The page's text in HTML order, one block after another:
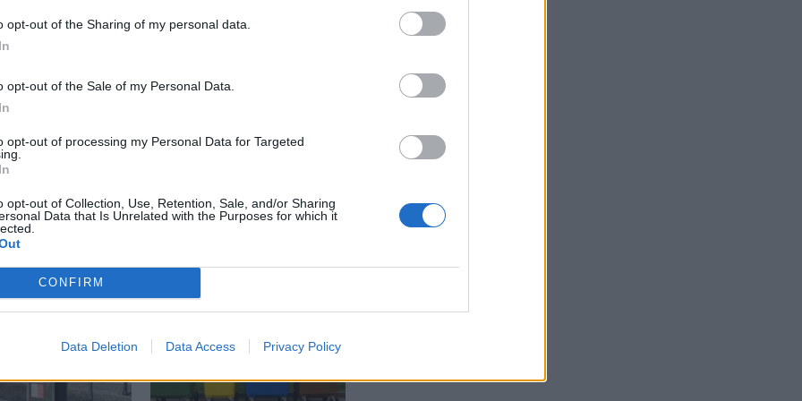
opt-out of the Sharing of my personal data.
opt-out of the Sale of my Personal Data.
opt-out of processing my Personal Data for Targeted
opt-out of Collection, Use, Retention, Sale, and/or Sharing
Data that Is Unrelated with the Purposes for which it
CONFIRM
Data Deletion Data Access Privacy Policy
zákaz značení
z Číny a Konga